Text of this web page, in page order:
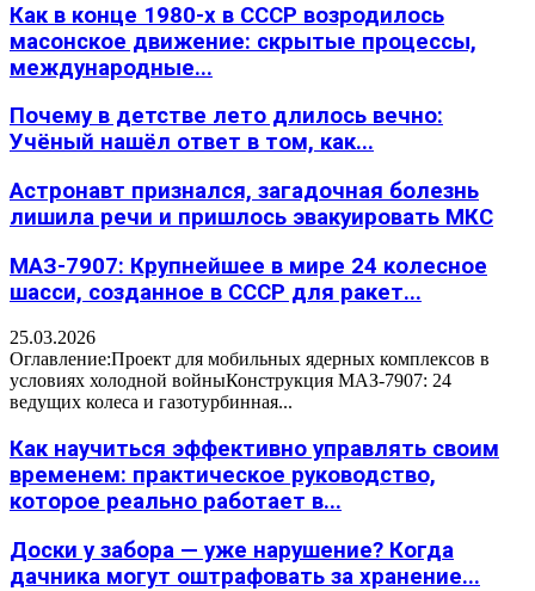
Как в конце 1980-х в СССР возродилось
масонское движение: скрытые процессы,
международные...
Почему в детстве лето длилось вечно:
Учёный нашёл ответ в том, как...
Астронавт признался, загадочная болезнь
лишила речи и пришлось эвакуировать МКС
МАЗ-7907: Крупнейшее в мире 24 колесное
шасси, созданное в СССР для ракет...
25.03.2026
Оглавление:Проект для мобильных ядерных комплексов в
условиях холодной войныКонструкция МАЗ-7907: 24
ведущих колеса и газотурбинная...
Как научиться эффективно управлять своим
временем: практическое руководство,
которое реально работает в...
Доски у забора — уже нарушение? Когда
дачника могут оштрафовать за хранение...